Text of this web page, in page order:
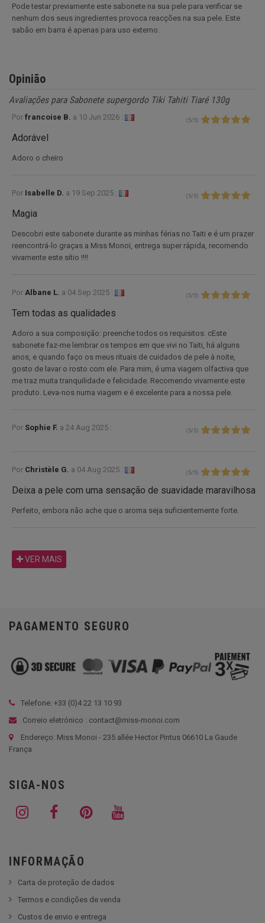
Pode testar previamente este sabonete na sua pele para verificar se
nenhum dos seus ingredientes provoca reacções na sua pele. Este
sabão em barra é apenas para uso externo.
Opinião
Avaliações para Sabonete supergordo Tiki Tahiti Tiaré 130g
Por francoise B. a 10 Jun 2026 : ( 5/ 5)
Adorável
Adoro o cheiro
Por Isabelle D. a 19 Sep 2025 : ( 5/ 5)
Magia
Descobri este sabonete durante as minhas férias no Taiti e é um prazer
reencontrá-lo graças a Miss Monoï, entrega super rápida, recomendo
vivamente este sítio !!!!
Por Albane L. a 04 Sep 2025 : ( 5/ 5)
Tem todas as qualidades
Adoro a sua composição: preenche todos os requisitos. cEste
sabonete faz-me lembrar os tempos em que vivi no Taiti, há alguns
anos, e quando faço os meus rituais de cuidados de pele à noite,
gosto de lavar o rosto com ele. Para mim, é uma viagem olfactiva que
me traz muita tranquilidade e felicidade. Recomendo vivamente este
produto. Leva-nos numa viagem e é excelente para a nossa pele.
Por Sophie F. a 24 Aug 2025 : ( 5/ 5)
Por Christèle G. a 04 Aug 2025 : ( 5/ 5)
Deixa a pele com uma sensação de suavidade maravilhosa
Perfeito, embora não ache que o aroma seja suficientemente forte.
VER MAIS
PAGAMENTO SEGURO
Telefone: +33 (0)4 22 13 10 93
Correio eletrónico : contact@miss-monoi.com
Endereço: Miss Monoi - 235 allée Hector Pintus 06610 La Gaude
França
SIGA-NOS
INFORMAÇÃO
Carta de proteção de dados
Termos e condições de venda
Custos de envio e entrega